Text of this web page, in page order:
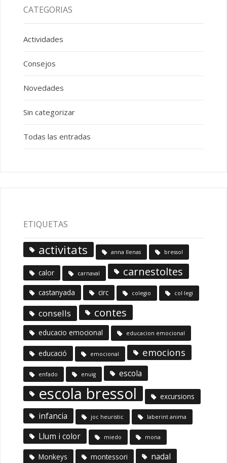
CATEGORIAS
Actividades
Consejos
Novedades
Sin categorizar
Todas las entradas
ETIQUETAS
activitats anna llenas bressol
calor carnaval carnestoltes
castanyada circ colegio col·legi
consells contes
educacio emocional educacion emocional
educació emocional emocions
enfado enuig escola
escola bressol excursions
infancia joc heuristic laberint anima
Llum i color miedo mona
Monkeys montessori nadal